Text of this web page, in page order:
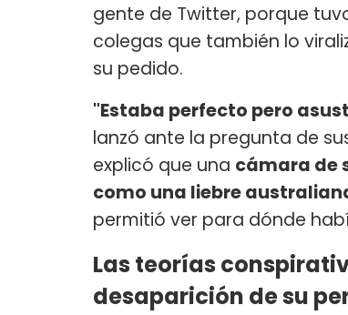
gente de Twitter, porque
colegas que también lo
su pedido.
"Estaba perfecto pero
lanzó ante la pregunta de
explicó que una cámara de
como una liebre
permitió ver para dónde
Las teorías
desaparición de su